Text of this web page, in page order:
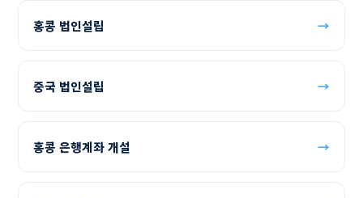
홍콩 법인설립 →
중국 법인설립 →
홍콩 은행계좌 개설 →